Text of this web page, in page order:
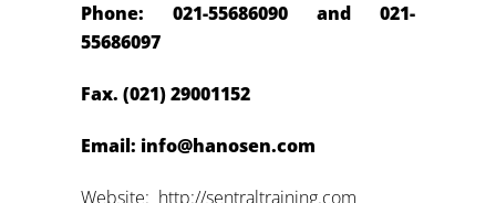
Phone: 021-55686090 and 021-
55686097
Fax. (021) 29001152
Email: info@hanosen.com
Website: http://sentraltraining.com